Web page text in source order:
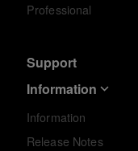
Professional
Support
Information
Information
Release Notes